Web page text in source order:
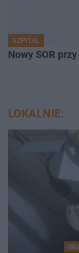
SZPITAL
Nowy SOR
LOKALNIE: